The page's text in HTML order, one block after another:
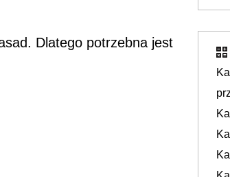
Dlatego potrzebna jest